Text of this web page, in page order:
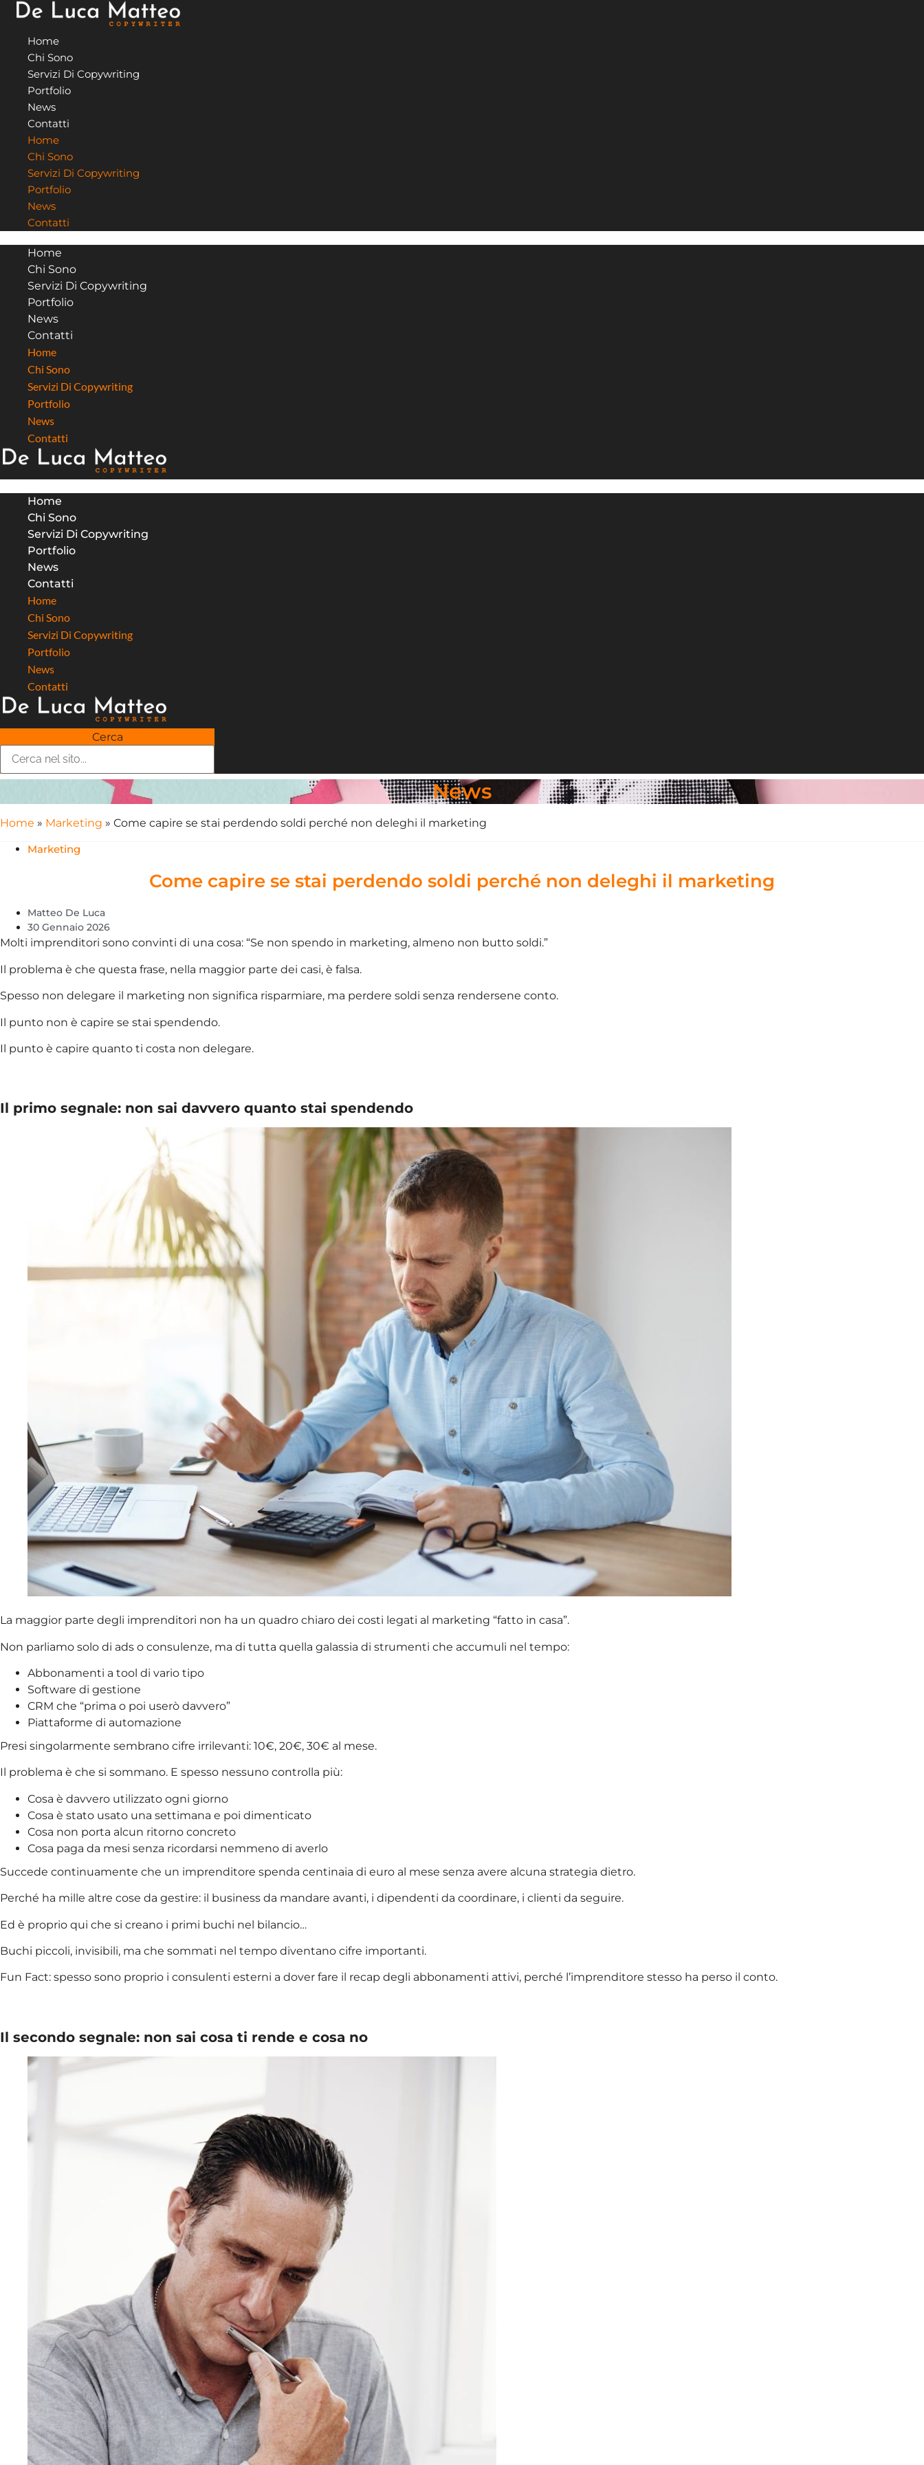
contenuto
Home
Chi Sono
Servizi Di Copywriting
Portfolio
News
Contatti
Home
Chi Sono
Servizi Di Copywriting
Portfolio
News
Contatti
Home
Chi Sono
Servizi Di Copywriting
Portfolio
News
Contatti
Home
Chi Sono
Servizi Di Copywriting
Portfolio
News
Contatti
Home
Chi Sono
Servizi Di Copywriting
Portfolio
News
Contatti
Home
Chi Sono
Servizi Di Copywriting
Portfolio
News
Contatti
Cerca
News
Home » Marketing » Come capire se stai perdendo soldi perché non deleghi il marketing
Marketing
Come capire se stai perdendo soldi perché non deleghi il marketing
Matteo De Luca
30 Gennaio 2026
Molti imprenditori sono convinti di una cosa: “Se non spendo in marketing, almeno non butto soldi.”
Il problema è che questa frase, nella maggior parte dei casi, è falsa.
Spesso non delegare il marketing non significa risparmiare, ma perdere soldi senza rendersene conto.
Il punto non è capire se stai spendendo.
Il punto è capire quanto ti costa non delegare.
Il primo segnale: non sai davvero quanto stai spendendo
La maggior parte degli imprenditori non ha un quadro chiaro dei costi legati al marketing “fatto in casa”.
Non parliamo solo di ads o consulenze, ma di tutta quella galassia di strumenti che accumuli nel tempo:
Abbonamenti a tool di vario tipo
Software di gestione
CRM che “prima o poi userò davvero”
Piattaforme di automazione
Presi singolarmente sembrano cifre irrilevanti: 10€, 20€, 30€ al mese.
Il problema è che si sommano. E spesso nessuno controlla più:
Cosa è davvero utilizzato ogni giorno
Cosa è stato usato una settimana e poi dimenticato
Cosa non porta alcun ritorno concreto
Cosa paga da mesi senza ricordarsi nemmeno di averlo
Succede continuamente che un imprenditore spenda centinaia di euro al mese senza avere alcuna strategia dietro.
Perché ha mille altre cose da gestire: il business da mandare avanti, i dipendenti da coordinare, i clienti da seguire.
Ed è proprio qui che si creano i primi buchi nel bilancio…
Buchi piccoli, invisibili, ma che sommati nel tempo diventano cifre importanti.
Fun Fact: spesso sono proprio i consulenti esterni a dover fare il recap degli abbonamenti attivi, perché l’imprenditore stesso ha perso il conto.
Il secondo segnale: non sai cosa ti rende e cosa no